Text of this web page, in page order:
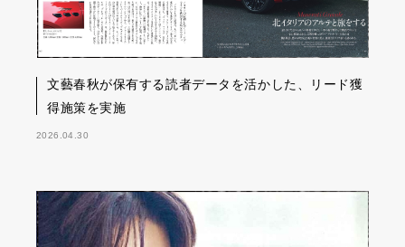
文藝春秋が保有する読者データを活かした、リード獲
得施策を実施
2026.04.30